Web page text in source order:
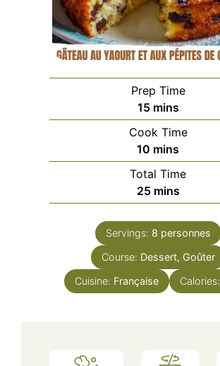
Prep Time
15minutes
mins
Cook Time
10 minutes
mins
Total Time
25minutes
mins
Servings: 8 personnes
Course: Dessert, Goûter
Cuisine: Française Calories: